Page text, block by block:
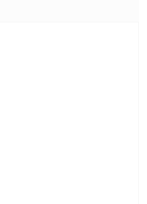
z 5 hviezdičiek.
z 5 hviezdičiek.